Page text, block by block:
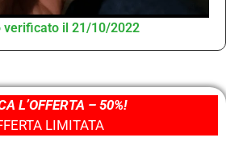
verificato il 21/10/2022
L’OFFERTA – 50%!
LIMITATA